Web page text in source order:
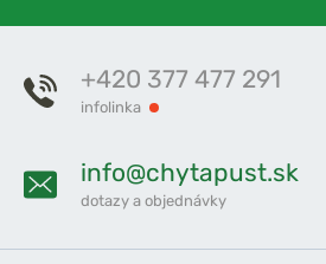
+420 377 477 291
infolinka
info@chytapust.sk
dotazy a objednávky